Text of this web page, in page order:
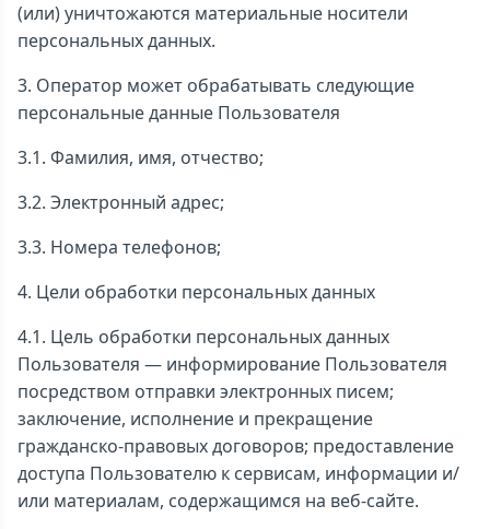
(или) уничтожаются материальные носители
персональных данных.
3. Оператор может обрабатывать следующие
персональные данные Пользователя
3.1. Фамилия, имя, отчество;
3.2. Электронный адрес;
3.3. Номера телефонов;
4. Цели обработки персональных данных
4.1. Цель обработки персональных данных
Пользователя — информирование Пользователя
посредством отправки электронных писем;
заключение, исполнение и прекращение
гражданско-правовых договоров; предоставление
доступа Пользователю к сервисам, информации и/
или материалам, содержащимся на веб-сайте.